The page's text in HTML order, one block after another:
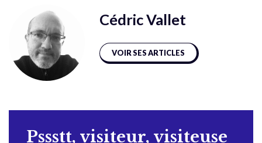
Cédric Vallet
VOIR SES ARTICLES
Pssstt, visiteur, visiteuse